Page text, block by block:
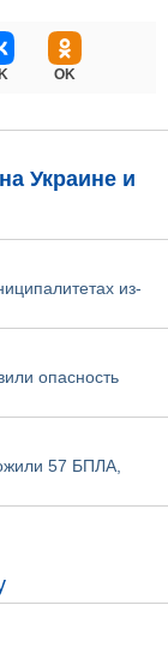
OK
Украине и
из-
опасность
57 БПЛА,